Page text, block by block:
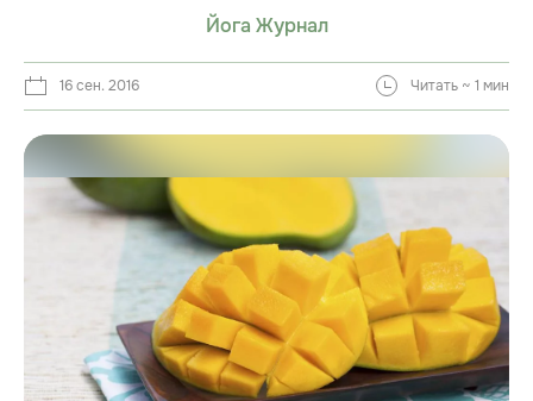
Йога Журнал
16 сен. 2016 Читать ~ 1 мин